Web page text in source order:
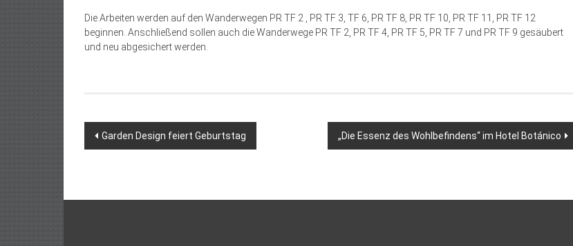
Die Arbeiten werden auf den Wanderwegen PR TF 2 , PR TF 3, TF 6, PR TF 8, PR TF 10, PR TF 11, PR TF 12
beginnen. Anschließend sollen auch die Wanderwege PR TF 2, PR TF 4, PR TF 5, PR TF 7 und PR TF 9 gesäubert
und neu abgesichert werden.
Beitragsnavigation
Garden Design feiert Geburtstag „Die Essenz des Wohlbefindens“ im Hotel Botánico